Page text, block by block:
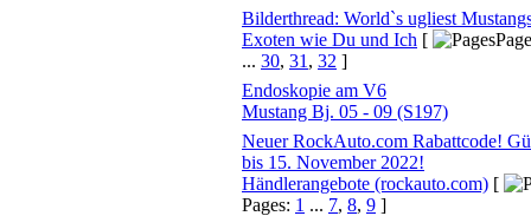
Bilderthread: World`s ugliest
Exoten wie Du und Ich [
... 30, 31 , 32 ]
Endoskopie am V6
Mustang Bj. 05 - 09 (S197)
Neuer RockAuto.com Rabattcode!
bis 15. November 2022!
Händlerangebote (rockauto.com) [
Pages: 1 ... 7, 8, 9 ]